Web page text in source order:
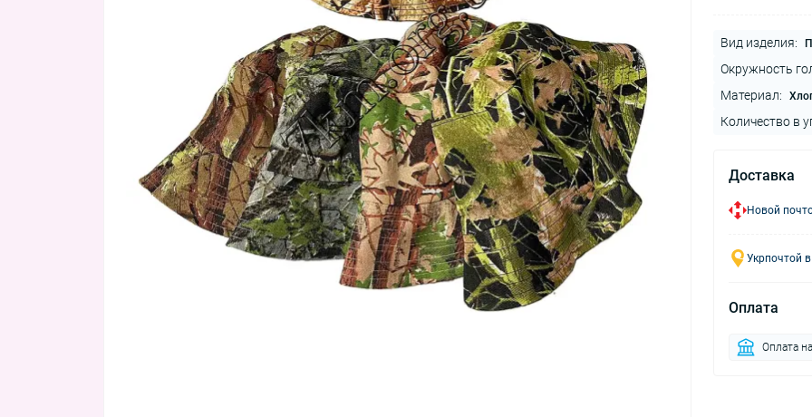
Вид изделия:
Окружность
Материал:
Количество в
Доставка
Новой
Укрпочтой
Оплата
Оплата